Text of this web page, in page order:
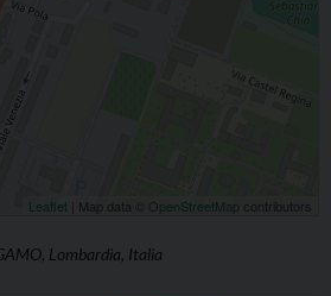
Leaflet | Map data © OpenStreetMap contributors
Lombardia, Italia